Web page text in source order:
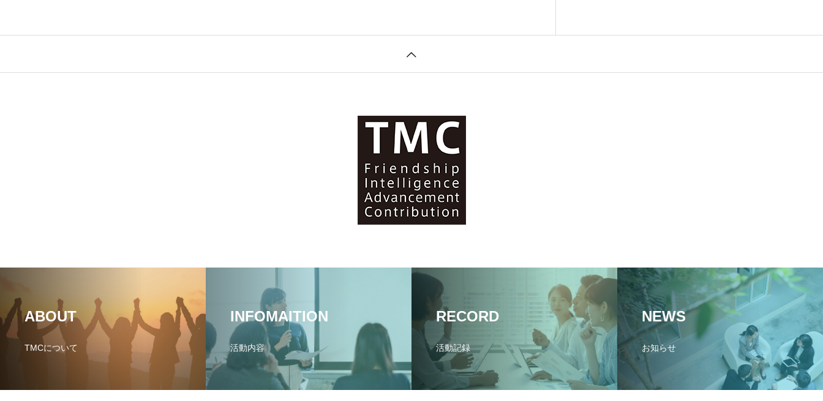
ABOUT
TMCについて
INFOMAITION
活動内容
RECORD
活動記録
NEWS
お知らせ